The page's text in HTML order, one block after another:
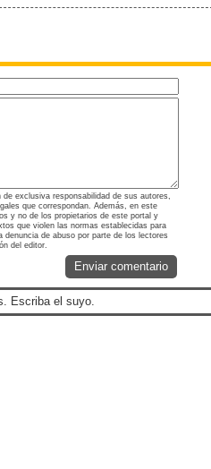
exclusiva responsabilidad de sus autores,
que correspondan. Además, en este
y no de los propietarios de este portal y
que violen las normas establecidas para
de abuso por parte de los lectores
del editor.
Enviar comentario
Escriba el suyo.